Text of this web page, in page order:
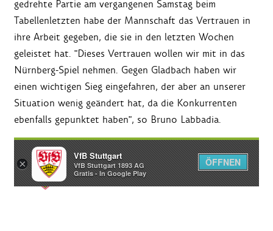
gedrehte Partie am vergangenen Samstag beim
Tabellenletzten habe der Mannschaft das Vertrauen in
ihre Arbeit gegeben, die sie in den letzten Wochen
geleistet hat. "Dieses Vertrauen wollen wir mit in das
Nürnberg-Spiel nehmen. Gegen Gladbach haben wir
einen wichtigen Sieg eingefahren, der aber an unserer
Situation wenig geändert hat, da die Konkurrenten
ebenfalls gepunktet haben", so Bruno Labbadia.